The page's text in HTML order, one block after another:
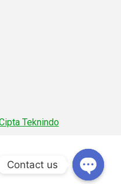
Teknindo
Contact us